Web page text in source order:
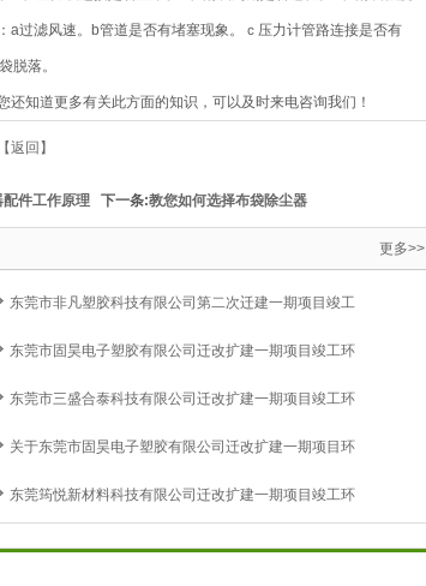
过滤风速。b管道是否有堵塞现象。ｃ压力计管路连接是否有
脱落。
还知道更多有关此方面的知识，可以及时来电咨询我们！
【返回】
配件工作原理 下一条:教您如何选择布袋除尘器
更多>>
东莞市非凡塑胶科技有限公司第二次迁建一期项目竣工
东莞市固昊电子塑胶有限公司迁改扩建一期项目竣工环
东莞市三盛合泰科技有限公司迁改扩建一期项目竣工环
关于东莞市固昊电子塑胶有限公司迁改扩建一期项目环
东莞筠悦新材料科技有限公司迁改扩建一期项目竣工环
境保护验收意见